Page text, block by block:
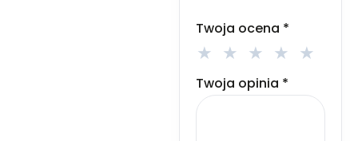
Twoja ocena *
Twoja opinia *